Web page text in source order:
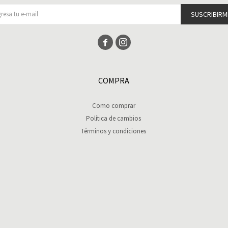
COMPRA
Como comprar
Política de cambios
Términos y condiciones
 